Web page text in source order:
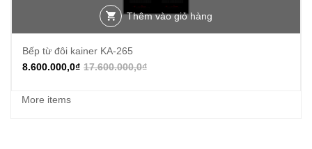
Thêm vào giỏ hàng
Bếp từ đôi kainer KA-265
17.600.000,0₫
8.600.000,0₫
More items